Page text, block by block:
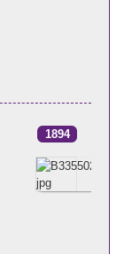
1894